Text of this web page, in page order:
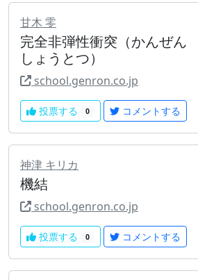
甘木 零
完全非弾性衝突（かんぜ
しょうとつ）
school.genron.co.jp
投票する 0 コメントする
神津 キリカ
機結
school.genron.co.jp
投票する 0 コメントする